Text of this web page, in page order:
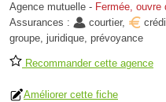
Agence mutuelle - Fermée, ouvre
Assurances :
courtier,
groupe, juridique, prévoyance
Recommander cette agence
Améliorer cette fiche